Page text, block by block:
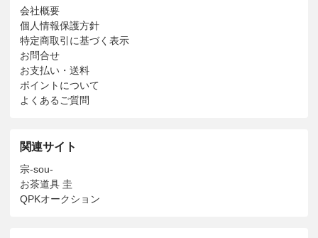
会社概要
個人情報保護方針
特定商取引に基づく表示
お問合せ
お支払い・送料
ポイントについて
よくあるご質問
関連サイト
宗-sou-
お茶道具 圭
QPKオークション